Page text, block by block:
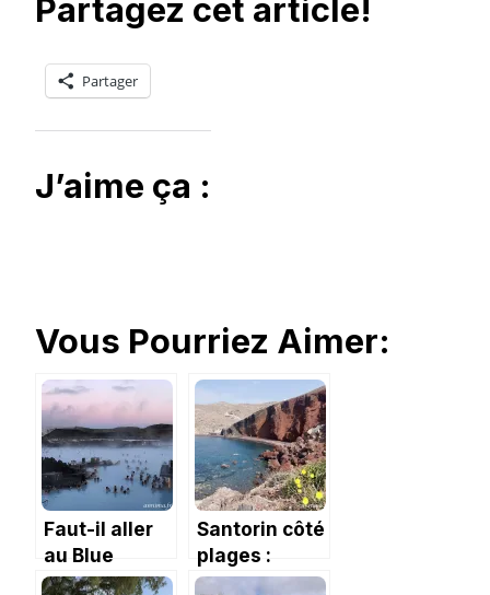
Partagez cet article!
Partager
J’aime ça :
Vous Pourriez Aimer:
Faut-il aller
au Blue
Lagoon ?
Santorin côté
plages :
choisissez la